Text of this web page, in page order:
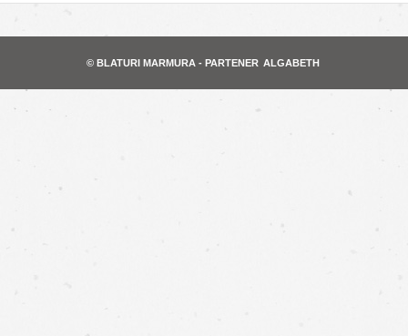
© BLATURI MARMURA - PARTENER ALGABETH